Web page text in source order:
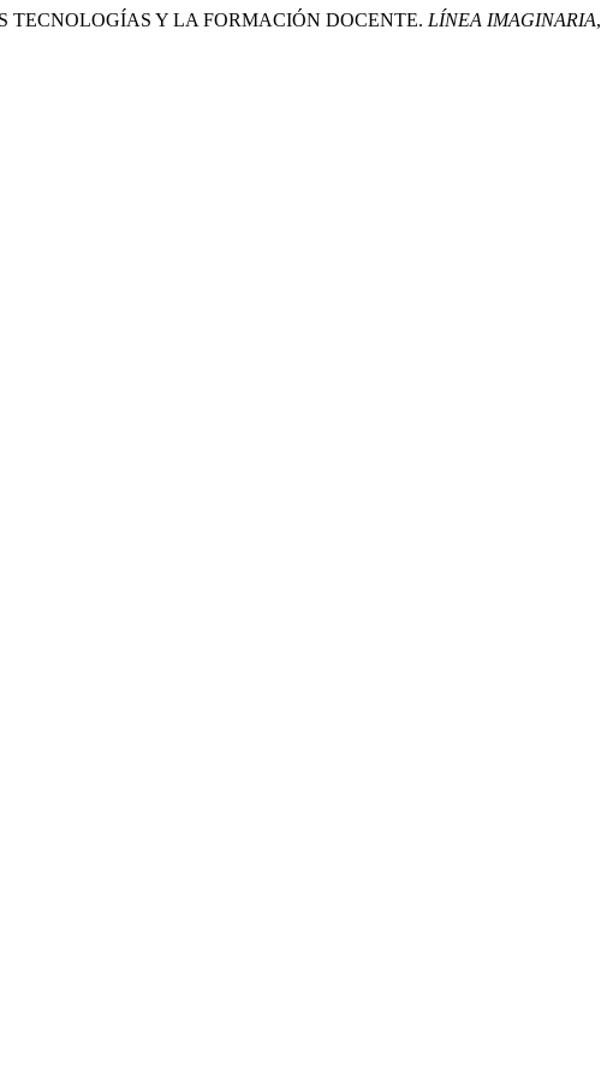
TECNOLOGÍAS Y LA FORMACIÓN DOCENTE. LÍNEA IMAGINARIA,